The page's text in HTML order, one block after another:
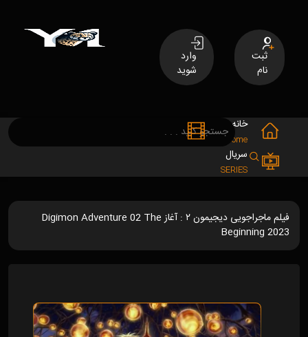
ثبت
نام
وارد
شوید
خانه
Home
سریال
SERIES
فیلم ماجراجویی دیجیمون ۲ : آغاز Digimon Adventure 02 The
Beginning 2023